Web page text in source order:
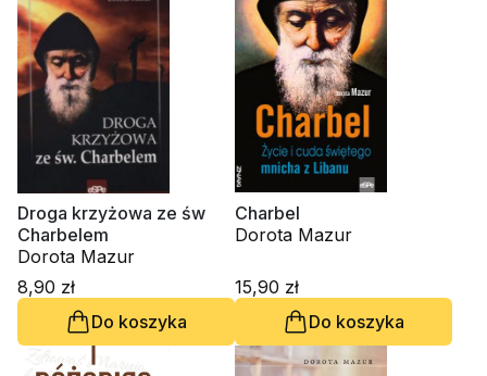
Droga krzyżowa ze św
Charbelem
Dorota Mazur
8,90 zł
Do koszyka
Charbel
Dorota Mazur
15,90 zł
Do koszyka